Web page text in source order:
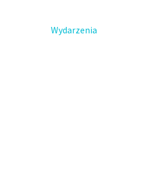
Wydarzenia